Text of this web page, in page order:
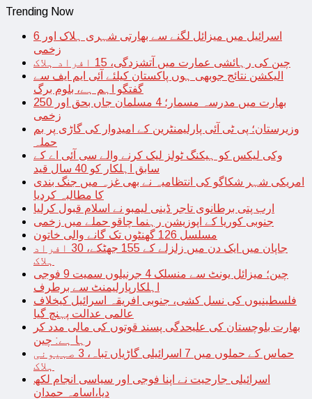
Trending Now
اسرائیل میں میزائل لگنے سے بھارتی شہری ہلاک اور 6
زخمی
چین کی رہائشی عمارت میں آتشزدگی، 15 افراد ہلاک
الیکشن نتائج جوبھی ہوں پاکستان کیلئے آئی ایم ایف سے
گفتگو اہم ہے، بلوم برگ
بھارت میں مدرسہ مسمار؛ 4 مسلمان جاں بحق اور 250
زخمی
وزیرستان؛ پی ٹی آئی پارلیمنٹرین کے امیدوار کی گاڑی پر بم
حملہ
وکی لیکس کو ہیکنگ ٹولز لیک کرنے والے سی آئی اے کے
سابق اہلکار کو 40 سال قید
امریکی شہر شکاگو کی انتظامیہ نے بھی غزہ میں جنگ بندی
کا مطالبہ کردیا
ارب پتی برطانوی تاجر ڈینی لیمبو نے اسلام قبول کرلیا
جنوبی کوریا کے اپوزیشن رہنما چاقو حملے میں زخمی
مسلسل 126 گھنٹوں تک گانے والی خاتون
جاپان میں ایک دن میں زلزلے کے 155 جھٹکے، 30 افراد
ہلاک
چین؛ میزائل یونٹ سے منسلک 4 جرنیلوں سمیت 9 فوجی
اہلکارپارلیمنٹ سے برطرف
فلسطینیوں کی نسل کشی، جنوبی افریقہ اسرائیل کیخلاف
عالمی عدالت پہنچ گیا
بھارت بلوچستان کی علیحدگی پسند قوتوں کی مالی مدد کر
رہا ہے: چین
حماس کے حملوں میں 7 اسرائیلی گاڑیاں تباہ، 3 صہیونی
ہلاک
اسرائیلی جارحیت نے اپنا فوجی اور سیاسی انجام لکھ
دیا،اسامہ حمدان